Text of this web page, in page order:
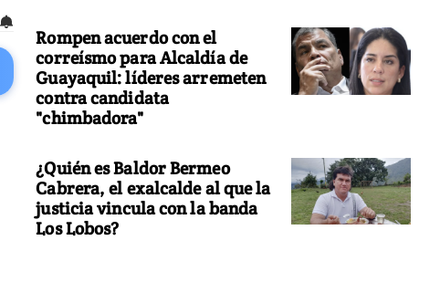
Rompen acuerdo con el
correísmo para Alcaldía de
Guayaquil: líderes arremeten
contra candidata
"chimbadora"
¿Quién es Baldor Bermeo
Cabrera, el exalcalde al que la
justicia vincula con la banda
Los Lobos?